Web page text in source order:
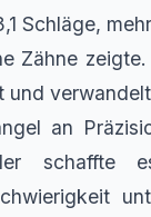
Schläge,
Zähne
und
an
schaffte